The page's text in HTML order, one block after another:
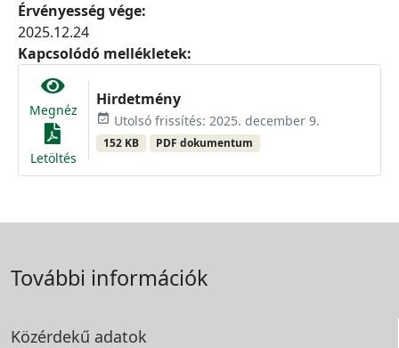
Érvényesség vége:
2025.12.24
Kapcsolódó mellékletek:
Megnéz
Letöltés
Hirdetmény
event_available Utolsó frissítés: 2025. december 9.
152 KB PDF dokumentum
További információk
Közérdekű adatok